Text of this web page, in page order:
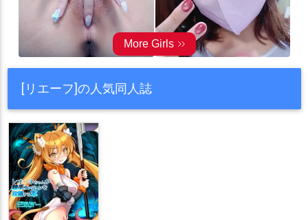
[リエーフ]の人気同人誌